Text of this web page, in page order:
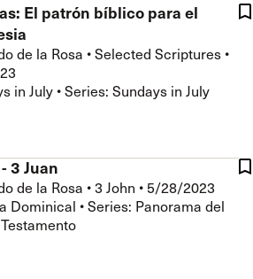
El patrón bíblico para el
de la Rosa •Selected Scriptures •
in July • Series: Sundays in July
3 Juan
de la Rosa •3 John • 5/28/2023
Dominical • Series: Panorama del